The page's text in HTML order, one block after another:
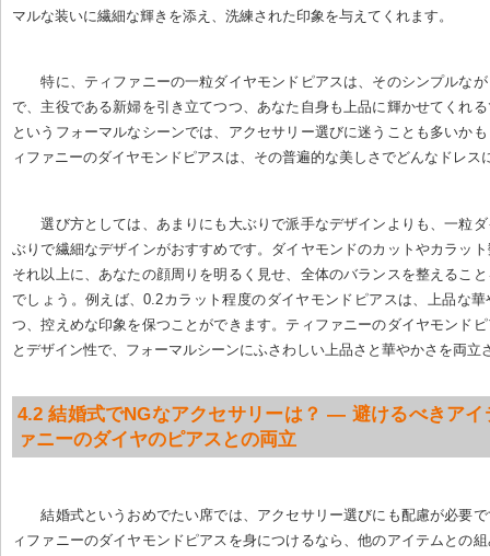
マルな装いに繊細な輝きを添え、洗練された印象を与えてくれます。
特に、ティファニーの一粒ダイヤモンドピアスは、そのシンプルな
で、主役である新婦を引き立てつつ、あなた自身も上品に輝かせてくれ
というフォーマルなシーンでは、アクセサリー選びに迷うことも多いか
ィファニーのダイヤモンドピアスは、その普遍的な美しさでどんなドレス
選び方としては、あまりにも大ぶりで派手なデザインよりも、一粒
ぶりで繊細なデザインがおすすめです。ダイヤモンドのカットやカラッ
それ以上に、あなたの顔周りを明るく見せ、全体のバランスを整えるこ
でしょう。例えば、0.2カラット程度のダイヤモンドピアスは、上品な
つ、控えめな印象を保つことができます。ティファニーのダイヤモンド
とデザイン性で、フォーマルシーンにふさわしい上品さと華やかさを両立
4.2 結婚式でNGなアクセサリーは？ — 避けるべきアイ
ァニーのダイヤのピアスとの両立
結婚式というおめでたい席では、アクセサリー選びにも配慮が必要
ィファニーのダイヤモンドピアスを身につけるなら、他のアイテムとの